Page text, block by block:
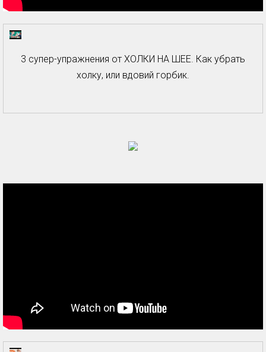
3 супер-упражнения от ХОЛКИ НА ШЕЕ. Как убрать
холку, или вдовий горбик.